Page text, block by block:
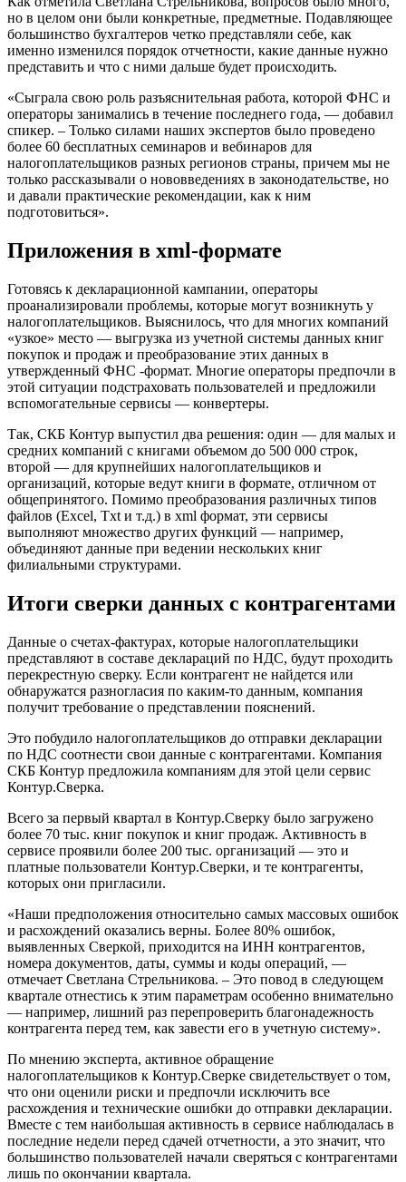
но в целом они были конкретные, предметные. Подавляющее
большинство бухгалтеров четко представляли себе, как
именно изменился порядок отчетности, какие данные нужно
представить и что с ними дальше будет происходить.
«Сыграла свою роль разъяснительная работа, которой ФНС и
операторы занимались в течение последнего года, — добавил
спикер. – Только силами наших экспертов было проведено
более 60 бесплатных семинаров и вебинаров для
налогоплательщиков разных регионов страны, причем мы не
только рассказывали о нововведениях в законодательстве, но
и давали практические рекомендации, как к ним
подготовиться».
Приложения в xml-формате
Готовясь к декларационной кампании, операторы
проанализировали проблемы, которые могут возникнуть у
налогоплательщиков. Выяснилось, что для многих компаний
«узкое» место — выгрузка из учетной системы данных книг
покупок и продаж и преобразование этих данных в
утвержденный ФНС -формат. Многие операторы предпочли в
этой ситуации подстраховать пользователей и предложили
вспомогательные сервисы — конвертеры.
Так, СКБ Контур выпустил два решения: один — для малых и
средних компаний с книгами объемом до 500 000 строк,
второй — для крупнейших налогоплательщиков и
организаций, которые ведут книги в формате, отличном от
общепринятого. Помимо преобразования различных типов
файлов (Excel, Txt и т.д.) в xml формат, эти сервисы
выполняют множество других функций — например,
объединяют данные при ведении нескольких книг
филиальными структурами.
Итоги сверки данных с контрагентами
Данные о счетах-фактурах, которые налогоплательщики
представляют в составе деклараций по НДС, будут проходить
перекрестную сверку. Если контрагент не найдется или
обнаружатся разногласия по каким-то данным, компания
получит требование о представлении пояснений.
Это побудило налогоплательщиков до отправки декларации
по НДС соотнести свои данные с контрагентами. Компания
СКБ Контур предложила компаниям для этой цели сервис
Контур.Сверка.
Всего за первый квартал в Контур.Сверку было загружено
более 70 тыс. книг покупок и книг продаж. Активность в
сервисе проявили более 200 тыс. организаций — это и
платные пользователи Контур.Сверки, и те контрагенты,
которых они пригласили.
«Наши предположения относительно самых массовых ошибок
и расхождений оказались верны. Более 80% ошибок,
выявленных Сверкой, приходится на ИНН контрагентов,
номера документов, даты, суммы и коды операций, —
отмечает Светлана Стрельникова. – Это повод в следующем
квартале отнестись к этим параметрам особенно внимательно
— например, лишний раз перепроверить благонадежность
контрагента перед тем, как завести его в учетную систему».
По мнению эксперта, активное обращение
налогоплательщиков к Контур.Сверке свидетельствует о том,
что они оценили риски и предпочли исключить все
расхождения и технические ошибки до отправки декларации.
Вместе с тем наибольшая активность в сервисе наблюдалась в
последние недели перед сдачей отчетности, а это значит, что
большинство пользователей начали сверяться с контрагентами
лишь по окончании квартала.